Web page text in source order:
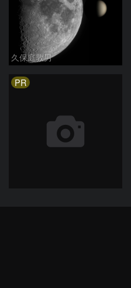
久保庭敦男
PR